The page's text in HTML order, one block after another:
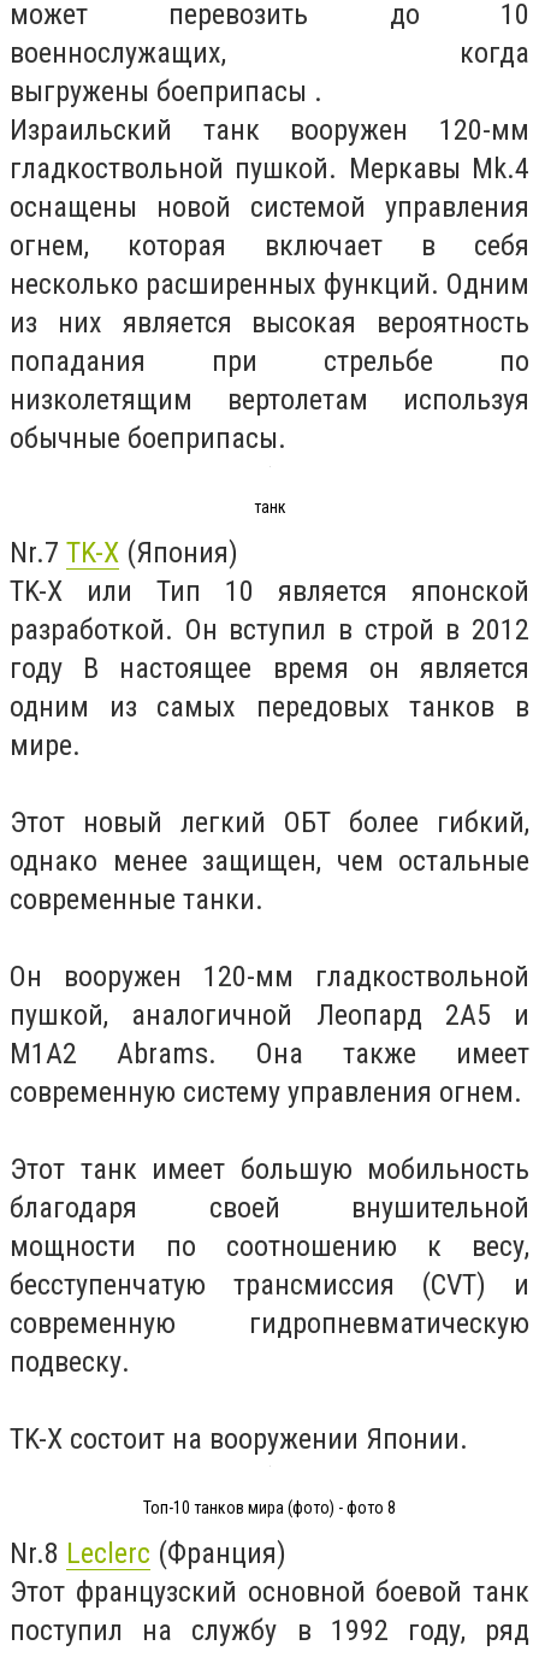
может перевозить до 10
военнослужащих, когда
выгружены боеприпасы .
Израильский танк вооружен 120-мм
гладкоствольной пушкой. Меркавы Mk.4
оснащены новой системой управления
огнем, которая включает в себя
несколько расширенных функций. Одним
из них является высокая вероятность
попадания при стрельбе по
низколетящим вертолетам используя
обычные боеприпасы.
танк
Nr.7 TK-X (Япония)
TK-X или Тип 10 является японской
разработкой. Он вступил в строй в 2012
году В настоящее время он является
одним из самых передовых танков в
мире.
Этот новый легкий ОБT более гибкий,
однако менее защищен, чем остальные
современные танки.
Он вооружен 120-мм гладкоствольной
пушкой, аналогичной Леопард 2А5 и
М1А2 Abrams. Она также имеет
современную систему управления огнем.
Этот танк имеет большую мобильность
благодаря своей внушительной
мощности по соотношению к весу,
бесступенчатую трансмиссия (CVT) и
современную гидропневматическую
подвеску.
TK-X состоит на вооружении Японии.
Топ-10 танков мира (фото) - фото 8
Nr.8 Leclerc (Франция)
Этот французский основной боевой танк
поступил на службу в 1992 году, ряд